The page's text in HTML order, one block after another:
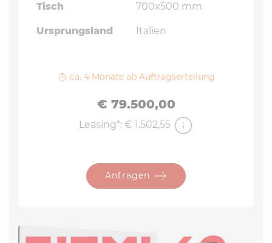
Tisch 700x500 mm
Ursprungsland Italien
ca. 4 Monate ab Auftragserteilung
Preis
€ 79.500,00
Leasing*: € 1.502,55
Anfragen